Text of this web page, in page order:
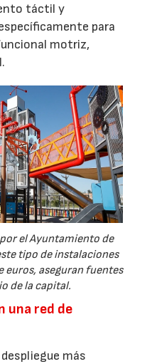
táctil y
para
motriz,
el Ayuntamiento de
tipo de instalaciones
euros, aseguran fuentes
de la capital.
una red de
más